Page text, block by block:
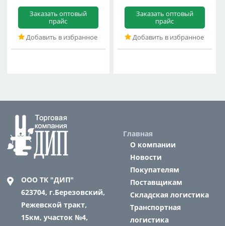
Заказать оптовый
прайс
Добавить в избранное
Заказать оптовый
прайс
Добавить в избранное
ООО ТК "ДИП"
623704, г.Березовский,
Режевской тракт,
15км, участок №4,
Главная
О компании
Новости
Покупателям
Поставщикам
Складская логистика
Транспортная
логистика